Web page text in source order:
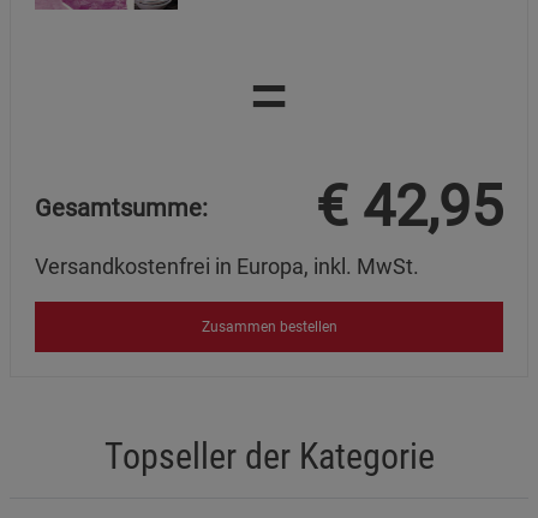
=
Gesamtsumme: € 42,95
Versandkostenfrei in Europa, inkl. MwSt.
Zusammen bestellen
Topseller der Kategorie